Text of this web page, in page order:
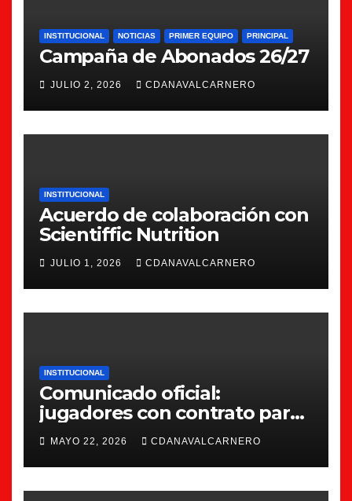
INSTITUCIONAL NOTICIAS PRIMER EQUIPO PRINCIPAL
Campaña de Abonados 26/27
JULIO 2, 2026 CDANAVALCARNERO
INSTITUCIONAL
Acuerdo de colaboración con
Scientiffic Nutrition
JULIO 1, 2026 CDANAVALCARNERO
INSTITUCIONAL
Comunicado oficial:
jugadores con contrato para
la 26/27
MAYO 22, 2026 CDANAVALCARNERO